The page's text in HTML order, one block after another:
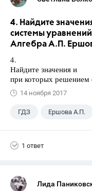
4. Найдите
системы уравнений
Алгебра А.П.
4.
Найдите значения и
при которых решением
14 ноября 2017
ГДЗ Ершова А.П.
1 ответ
Лида